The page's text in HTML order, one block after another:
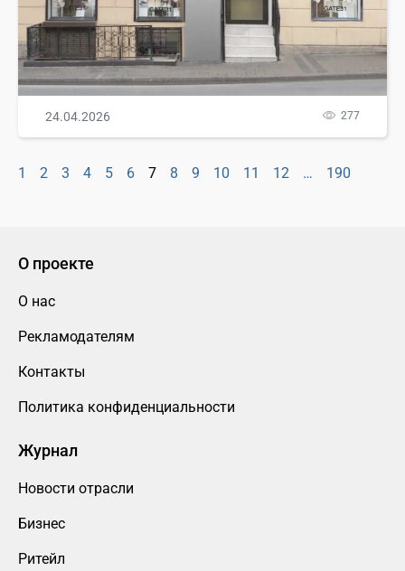
24.04.2026 277
1 2 3 4 5 6 7 8 9 10 11 12 … 190
О проекте
О нас
Рекламодателям
Контакты
Политика конфиденциальности
Журнал
Новости отрасли
Бизнес
Ритейл